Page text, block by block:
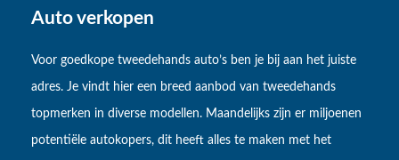
Auto verkopen
Voor goedkope tweedehands auto’s ben je bij aan het juiste
adres. Je vindt hier een breed aanbod van tweedehands
topmerken in diverse modellen. Maandelijks zijn er miljoenen
potentiële autokopers, dit heeft alles te maken met het